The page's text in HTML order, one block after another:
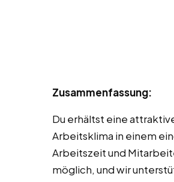
Zusammenfassung:
Du erhältst eine
Arbeitsklima in einem
Arbeitszeit und
möglich, und wir